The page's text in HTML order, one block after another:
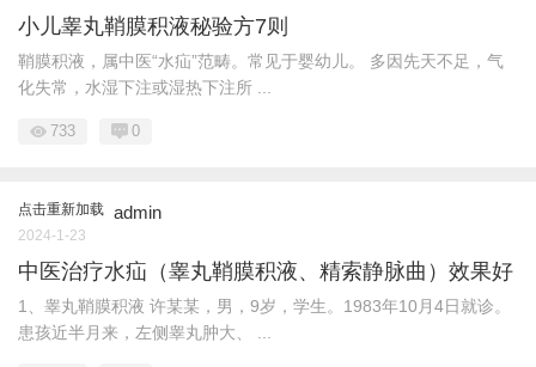
小儿睾丸鞘膜积液秘验方7则
鞘膜积液，属中医“水疝”范畴。常见于婴幼儿。 多因先天不足，气
化失常，水湿下注或湿热下注所 ...
733 0
点击重新加载 admin
2024-1-23
中医治疗水疝（睾丸鞘膜积液、精索静脉曲）效果好
1、睾丸鞘膜积液 许某某，男，9岁，学生。1983年10月4日就诊。
患孩近半月来，左侧睾丸肿大、 ...